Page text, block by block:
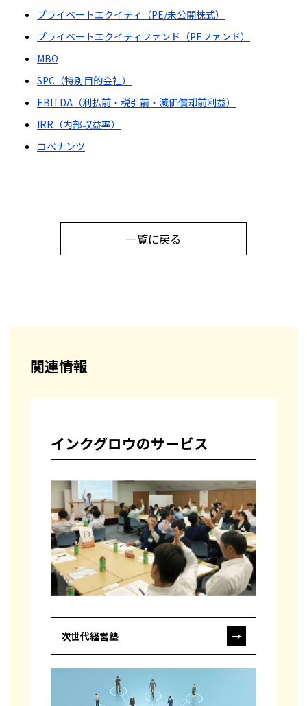
プライベートエクイティ（PE/未公開株式）
プライベートエクイティファンド（PEファンド）
MBO
SPC（特別目的会社）
EBITDA（利払前・税引前・減価償却前利益）
IRR（内部収益率）
コベナンツ
一覧に戻る
関連情報
インクグロウのサービス
次世代経営塾 →